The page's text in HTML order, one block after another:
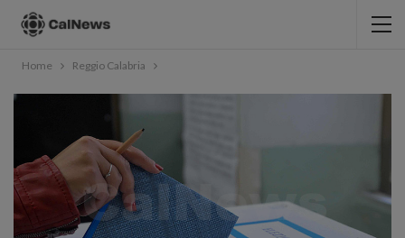
Home Reggio Calabria